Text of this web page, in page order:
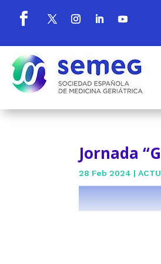
Jornada
28 Feb 2024 |